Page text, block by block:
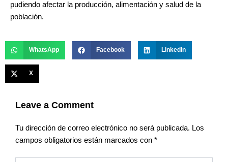
pudiendo afectar la producción, alimentación y salud de la
población.
WhatsApp Facebook LinkedIn
X
Leave a Comment
Tu dirección de correo electrónico no será publicada. Los
campos obligatorios están marcados con *